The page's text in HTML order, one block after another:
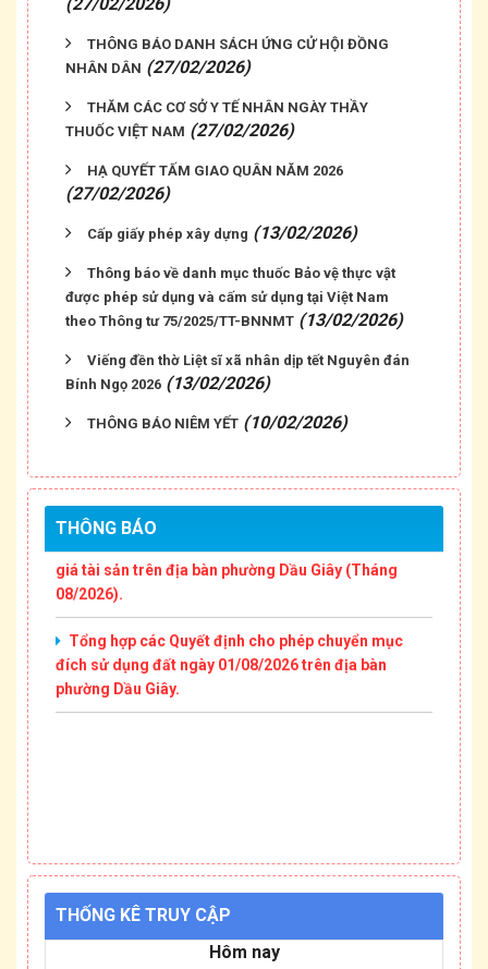
THÔNG BÁO DANH SÁCH ỨNG CỬ HỘI ĐỒNG
NHÂN DÂN (27/02/2026)
THĂM CÁC CƠ SỞ Y TẾ NHÂN NGÀY THẦY
THUỐC VIỆT NAM (27/02/2026)
HẠ QUYẾT TẤM GIAO QUÂN NĂM 2026
(27/02/2026)
Cấp giấy phép xây dựng (13/02/2026)
Thông báo về danh mục thuốc Bảo vệ thực vật
được phép sử dụng và cấm sử dụng tại Việt Nam
theo Thông tư 75/2025/TT-BNNMT (13/02/2026)
Viếng đền thờ Liệt sĩ xã nhân dịp tết Nguyên đán
Bính Ngọ 2026 (13/02/2026)
THÔNG BÁO NIÊM YẾT (10/02/2026)
THÔNG BÁO
Thông báo Niêm yết công khai thông tin mất Giấy
chứng nhận quyền sử dụng đất của ông Đỗ Thành
Kính và bà Trần Thị Yến
di sản thừa kế (Cập nhật tháng 08/2026).
Thông báo Niêm yết công khai các Thông báo đấu
giá tài sản trên địa bàn phường Dầu Giây (Tháng
08/2026).
đích sử dụng đất ngày 01/08/2026 trên địa bàn
phường Dầu Giây.
THỐNG KÊ TRUY CẬP
Hôm nay